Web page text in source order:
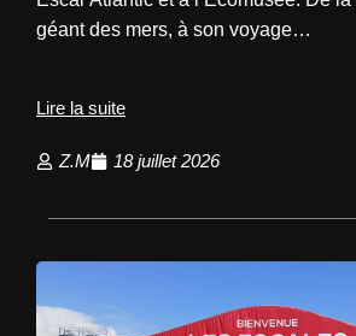
géant des mers, à son voyage…
Lire la suite
Z.M 18 juillet 2026